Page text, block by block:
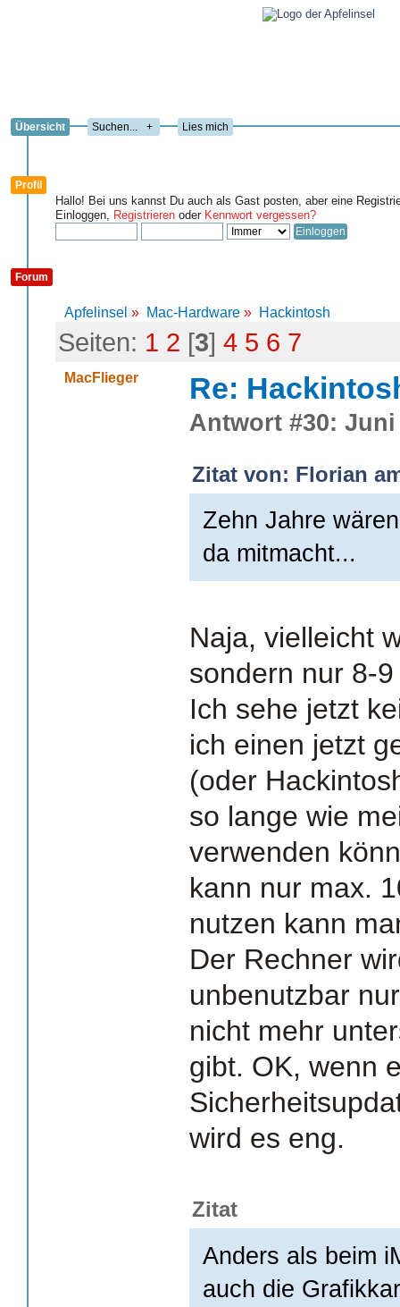
Übersicht + Lies mich
Profil
Hallo! Bei uns kannst Du auch als Gast posten, aber eine
Einloggen, Registrieren oder Kennwort vergessen?
Forum
Apfelinsel » Mac-Hardware » Hackintosh
Seiten: 1 2 [3] 4 5 6 7
MacFlieger Re:
Antwort #30: Juni
Zitat von: Florian
Zehn Jahre
da mitmacht...
Naja, vielleicht
sondern nur 8-
Ich sehe jetzt
ich einen jetzt
(oder
so lange wie
verwenden
kann nur max.
nutzen kann
Der Rechner
unbenutzbar
nicht mehr
gibt. OK, wenn
wird es eng.
Zitat
Anders als beim
auch die